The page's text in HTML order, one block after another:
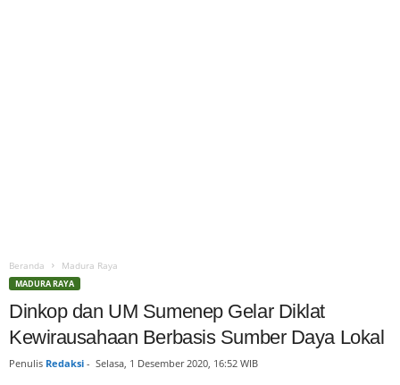
Beranda Madura Raya
MADURA RAYA
Dinkop dan UM Sumenep Gelar Diklat
Kewirausahaan Berbasis Sumber Daya Lokal
Penulis Redaksi - Selasa, 1 Desember 2020, 16:52 WIB